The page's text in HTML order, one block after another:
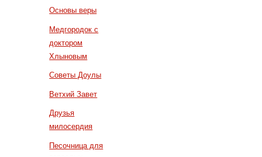
Основы веры
Медгородок с
доктором
Хлыновым
Советы Доулы
Ветхий Завет
Друзья
милосердия
Песочница для